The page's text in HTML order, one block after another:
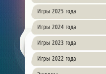
Игры 2025 года
Игры 2024 года
Игры 2023 года
Игры 2022 года